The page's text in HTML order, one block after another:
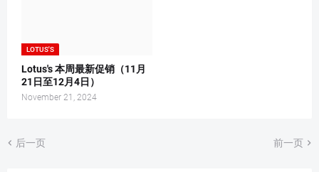
LOTUS'S
Lotus's 本周最新促销（11月
21日至12月4日）
November 21, 2024
后一页 前一页